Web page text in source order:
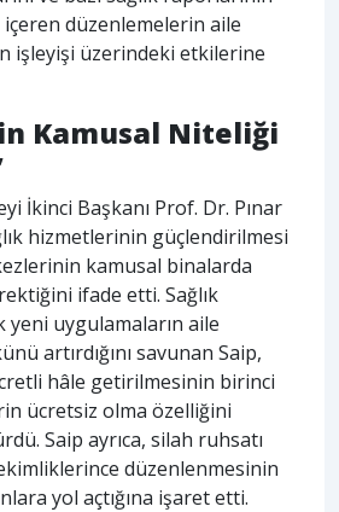
düzenlemelerin aile
işleyişi üzerindeki etkilerine
Kamusal Niteliği
İkinci Başkanı Prof. Dr. Pınar
hizmetlerinin güçlendirilmesi
kamusal binalarda
ifade etti. Sağlık
yeni uygulamaların aile
artırdığını savunan Saip,
hâle getirilmesinin birinci
ücretsiz olma özelliğini
Saip ayrıca, silah ruhsatı
düzenlenmesinin
yol açtığına işaret etti.